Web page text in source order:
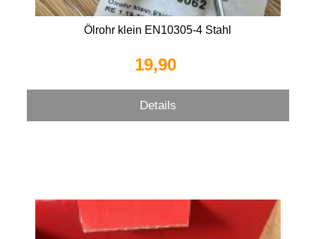
Ölrohr klein EN10305-4 Stahl
19,90 
Details